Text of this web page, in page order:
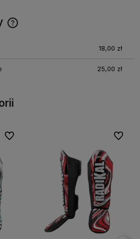
18,00 zł
25,00 zł
Do ulubionych
Do ulubionych Do
Do